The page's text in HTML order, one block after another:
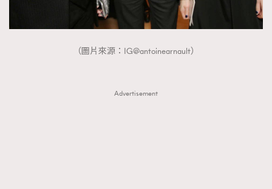
（圖片來源：IG@antoinearnault）
Advertisement